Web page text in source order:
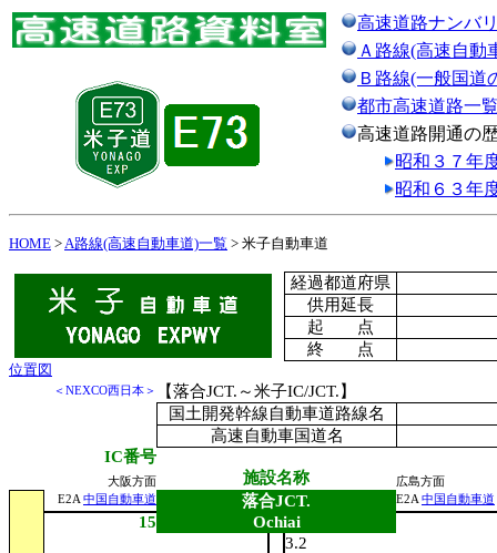
高速道路ナンバ
Ａ路線(高速自動
Ｂ路線(一般国道
都市高速道路一
高速道路開通の
昭和３７年
昭和６３年
HOME >A路線(高速自動車道)一覧 > 米子自動車道
経過都道府県
供用延長
起 点
終 点
位置図
＜NEXCO西日本＞
【落合JCT.～米子IC/JCT.】
国土開発幹線自動車道路線名
高速自動車国道名
IC番号
大阪方面 施設名称 広島方面
E2A 中国自動車道 落合JCT. E2A 中国自動車道
15
Ochiai
3.2